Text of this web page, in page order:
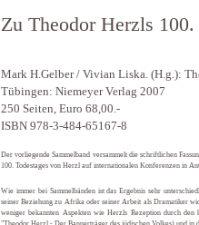
Zu Theodor Herzls 100.
Mark H.Gelber / Vivian Liska. (H.g.):
Tübingen: Niemeyer Verlag 2007
250 Seiten, Euro 68,00.-
ISBN 978-3-484-65167-8
Der vorliegende Sammelband versammelt die schriftlichen
100. Todestages von Herzl auf internationalen Konferenzen in
Wie immer bei Sammelbänden ist das Ergebnis sehr
seiner Beziehung zu Afrika oder seiner Arbeit als Dramatiker
weniger bekannten Aspekten wie Herzls Rezeption durch